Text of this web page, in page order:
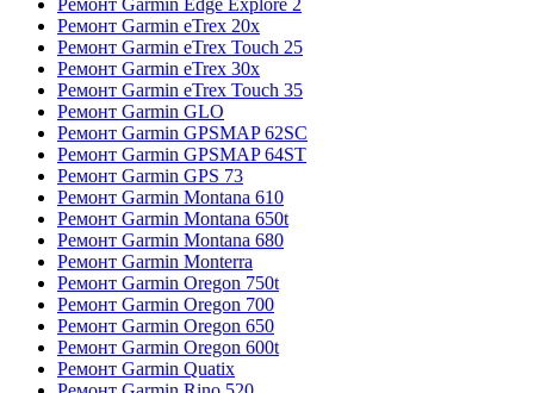
Ремонт Garmin Edge Explore 2
Ремонт Garmin eTrex 20x
Ремонт Garmin eTrex Touch 25
Ремонт Garmin eTrex 30x
Ремонт Garmin eTrex Touch 35
Ремонт Garmin GLO
Ремонт Garmin GPSMAP 62SC
Ремонт Garmin GPSMAP 64ST
Ремонт Garmin GPS 73
Ремонт Garmin Montana 610
Ремонт Garmin Montana 650t
Ремонт Garmin Montana 680
Ремонт Garmin Monterra
Ремонт Garmin Oregon 750t
Ремонт Garmin Oregon 700
Ремонт Garmin Oregon 650
Ремонт Garmin Oregon 600t
Ремонт Garmin Quatix